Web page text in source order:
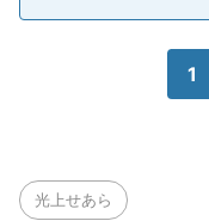
1
光上せあら